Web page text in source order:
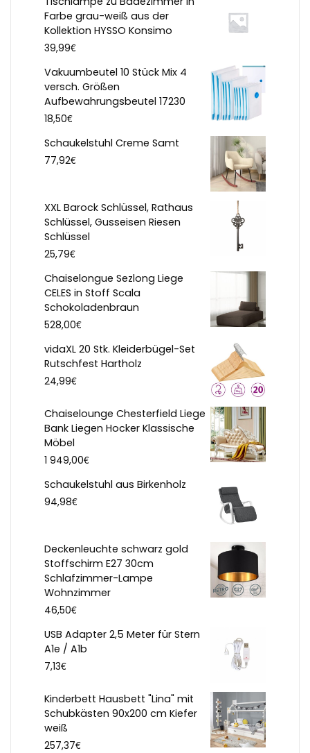
Farbe grau-weiß aus der
Kollektion HYSSO Konsimo
39,99€
Vakuumbeutel 10 Stück Mix 4
versch. Größen
Aufbewahrungsbeutel 17230
18,50€
Schaukelstuhl Creme Samt
77,92€
XXL Barock Schlüssel, Rathaus
Schlüssel, Gusseisen Riesen
Schlüssel
25,79€
Chaiselongue Sezlong Liege
CELES in Stoff Scala
Schokoladenbraun
528,00€
vidaXL 20 Stk. Kleiderbügel-Set
Rutschfest Hartholz
24,99€
Chaiselounge Chesterfield Liege
Bank Liegen Hocker Klassische
Möbel
1 949,00€
Schaukelstuhl aus Birkenholz
94,98€
Deckenleuchte schwarz gold
Stoffschirm E27 30cm
Schlafzimmer-Lampe
Wohnzimmer
46,50€
USB Adapter 2,5 Meter für Stern
A1e / A1b
7,13€
Kinderbett Hausbett "Lina" mit
Schubkästen 90x200 cm Kiefer
weiß
257,37€